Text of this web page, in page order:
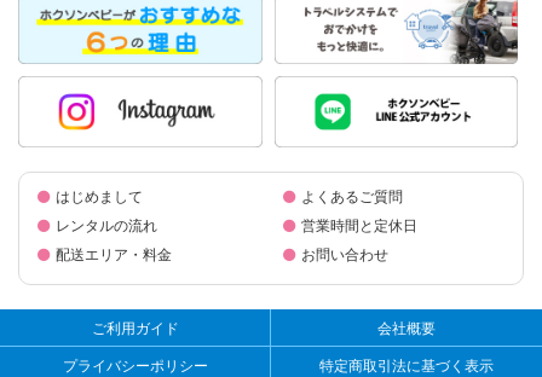
はじめまして
レンタルの流れ
配送エリア・料金
よくあるご質問
営業時間と定休日
お問い合わせ
ご利用ガイド
会社概要
プライバシーポリシー
特定商取引法に基づく表示